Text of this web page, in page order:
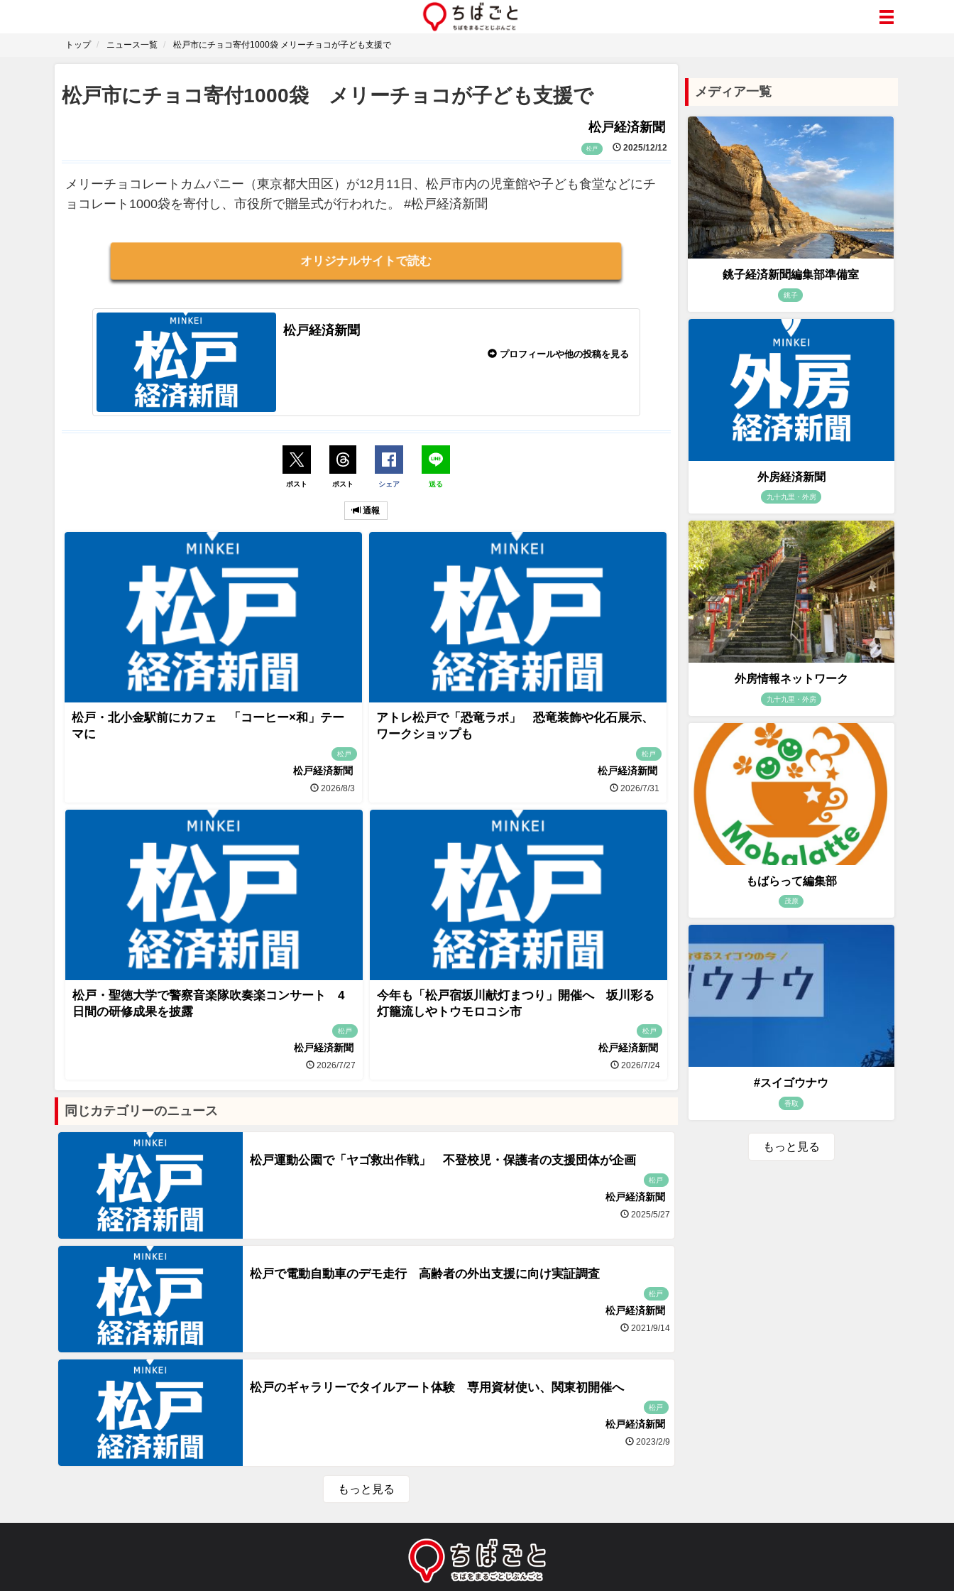
トップ ニュース一覧 松戸市にチョコ寄付1000袋 メリーチョコが子ども支援で
松戸市にチョコ寄付1000袋 メリーチョコが子ども支援で
松戸経済新聞
松戸 2025/12/12
メリーチョコレートカムパニー（東京都大田区）が12月11日、松戸市内の児童館や子ども食堂などにチ
ョコレート1000袋を寄付し、市役所で贈呈式が行われた。 #松戸経済新聞
オリジナルサイトで読む
松戸経済新聞
プロフィールや他の投稿を見る
ポスト ポスト シェア 送る
通報
松戸・北小金駅前にカフェ 「コーヒー×和」テー
マに
松戸
松戸経済新聞
2026/8/3
アトレ松戸で「恐竜ラボ」 恐竜装飾や化石展示、
ワークショップも
松戸
松戸経済新聞
2026/7/31
松戸・聖徳大学で警察音楽隊吹奏楽コンサート 4
日間の研修成果を披露
松戸
松戸経済新聞
2026/7/27
今年も「松戸宿坂川献灯まつり」開催へ 坂川彩る
灯籠流しやトウモロコシ市
松戸
松戸経済新聞
2026/7/24
同じカテゴリーのニュース
松戸運動公園で「ヤゴ救出作戦」 不登校児・保護者の支援団体が企画
松戸
松戸経済新聞
2025/5/27
松戸で電動自動車のデモ走行 高齢者の外出支援に向け実証調査
松戸
松戸経済新聞
2021/9/14
松戸のギャラリーでタイルアート体験 専用資材使い、関東初開催へ
松戸
松戸経済新聞
2023/2/9
もっと見る
メディア一覧
銚子経済新聞編集部準備室
銚子
外房経済新聞
九十九里・外房
外房情報ネットワーク
九十九里・外房
もばらって編集部
茂原
#スイゴウナウ
香取
もっと見る